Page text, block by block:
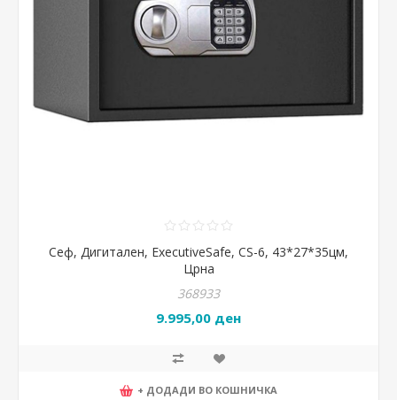
Сеф, Дигитален, ExecutiveSafe, CS-6, 43*27*35цм,
Црна
368933
9.995,00 ден
+ ДОДАДИ ВО КОШНИЧКА